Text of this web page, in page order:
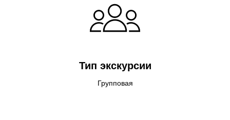
Тип экскурсии
Групповая